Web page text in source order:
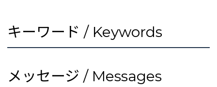
キーワード / Keywords
メッセージ / Messages